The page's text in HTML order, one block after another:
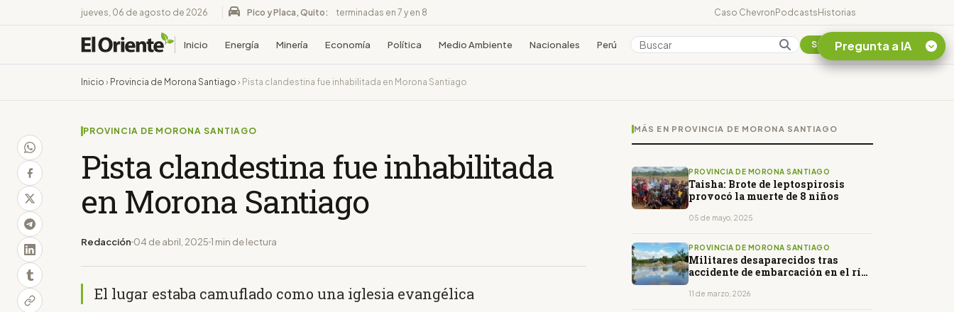
jueves, 06 de agosto de 2026 Pico y Placa, Quito: terminadas en 7 y en 8 Caso ChevronPodcastsHistorias
Inicio Energía Minería Economía Política Medio Ambiente Nacionales Perú Colombia Suscribirse
Inicio › Provincia de Morona Santiago › Pista clandestina fue inhabilitada en Morona Santiago
PROVINCIA DE MORONA SANTIAGO
Pista clandestina fue inhabilitada
en Morona Santiago
Redacción 04 de abril, 2025 1 min de lectura
El lugar estaba camuflado como una iglesia evangélica
MÁS EN PROVINCIA DE MORONA SANTIAGO
PROVINCIA DE MORONA SANTIAGO
Taisha: Brote de leptospirosis
provocó la muerte de 8 niños
05 de mayo, 2025
PROVINCIA DE MORONA SANTIAGO
Militares desaparecidos tras
accidente de embarcación en el río
11 de marzo, 2026
Pregunta a IA